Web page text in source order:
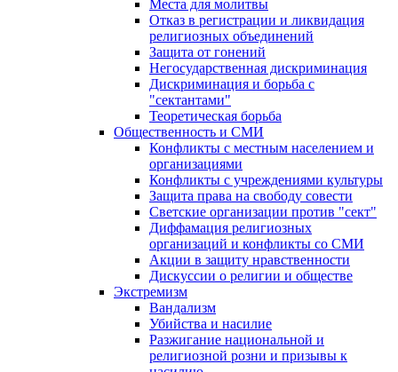
Места для молитвы
Отказ в регистрации и ликвидация
религиозных объединений
Защита от гонений
Негосударственная дискриминация
Дискриминация и борьба с
"сектантами"
Теоретическая борьба
Общественность и СМИ
Конфликты с местным населением и
организациями
Конфликты с учреждениями культуры
Защита права на свободу совести
Светские организации против "сект"
Диффамация религиозных
организаций и конфликты со СМИ
Акции в защиту нравственности
Дискуссии о религии и обществе
Экстремизм
Вандализм
Убийства и насилие
Разжигание национальной и
религиозной розни и призывы к